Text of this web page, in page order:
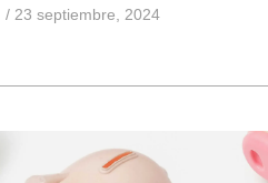
23 septiembre, 2024